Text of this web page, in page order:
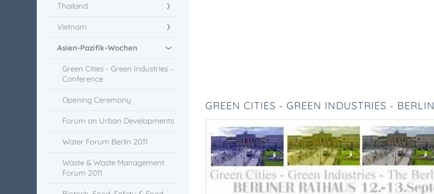
Thailand
Vietnam
Asien-Pazifik-Wochen
Green Cities - Green Industries -
Conference
Opening Ceremony
Forum on Urban Developments
Water Forum Berlin 2011
Waste & Waste Management
Forum 2011
GREEN CITIES - GREEN INDUSTRIES - BERLIN